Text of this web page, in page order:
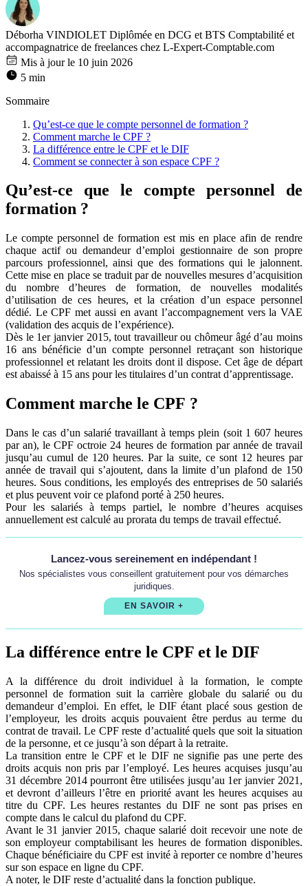
Déborha VINDIOLET Diplômée en DCG et BTS Comptabilité et
accompagnatrice de freelances chez L-Expert-Comptable.com
Mis à jour le 10 juin 2026
5 min
Sommaire
Qu’est-ce que le compte personnel de formation ?
Comment marche le CPF ?
La différence entre le CPF et le DIF
Comment se connecter à son espace CPF ?
Qu’est-ce que le compte personnel de
formation ?
Le compte personnel de formation est mis en place afin de rendre
chaque actif ou demandeur d’emploi gestionnaire de son propre
parcours professionnel, ainsi que des formations qui le jalonnent.
Cette mise en place se traduit par de nouvelles mesures d’acquisition
du nombre d’heures de formation, de nouvelles modalités
d’utilisation de ces heures, et la création d’un espace personnel
dédié. Le CPF met aussi en avant l’accompagnement vers la VAE
(validation des acquis de l’expérience).
Dès le 1er janvier 2015, tout travailleur ou chômeur âgé d’au moins
16 ans bénéficie d’un compte personnel retraçant son historique
professionnel et relatant les droits dont il dispose. Cet âge de départ
est abaissé à 15 ans pour les titulaires d’un contrat d’apprentissage.
Comment marche le CPF ?
Dans le cas d’un salarié travaillant à temps plein (soit 1 607 heures
par an), le CPF octroie 24 heures de formation par année de travail
jusqu’au cumul de 120 heures. Par la suite, ce sont 12 heures par
année de travail qui s’ajoutent, dans la limite d’un plafond de 150
heures. Sous conditions, les employés des entreprises de 50 salariés
et plus peuvent voir ce plafond porté à 250 heures.
Pour les salariés à temps partiel, le nombre d’heures acquises
annuellement est calculé au prorata du temps de travail effectué.
Lancez-vous sereinement en indépendant !
Nos spécialistes vous conseillent gratuitement pour vos démarches
juridiques.
EN SAVOIR +
La différence entre le CPF et le DIF
A la différence du droit individuel à la formation, le compte
personnel de formation suit la carrière globale du salarié ou du
demandeur d’emploi. En effet, le DIF étant placé sous gestion de
l’employeur, les droits acquis pouvaient être perdus au terme du
contrat de travail. Le CPF reste d’actualité quels que soit la situation
de la personne, et ce jusqu’à son départ à la retraite.
La transition entre le CPF et le DIF ne signifie pas une perte des
droits acquis non pris par l’employé. Les heures acquises jusqu’au
31 décembre 2014 pourront être utilisées jusqu’au 1er janvier 2021,
et devront d’ailleurs l’être en priorité avant les heures acquises au
titre du CPF. Les heures restantes du DIF ne sont pas prises en
compte dans le calcul du plafond du CPF.
Avant le 31 janvier 2015, chaque salarié doit recevoir une note de
son employeur comptabilisant les heures de formation disponibles.
Chaque bénéficiaire du CPF est invité à reporter ce nombre d’heures
sur son espace en ligne du CPF.
A noter, le DIF reste d’actualité dans la fonction publique.